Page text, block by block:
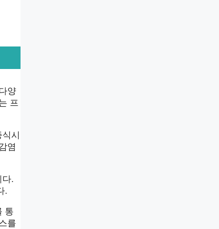
양
프
시
염
다.
.
통
를